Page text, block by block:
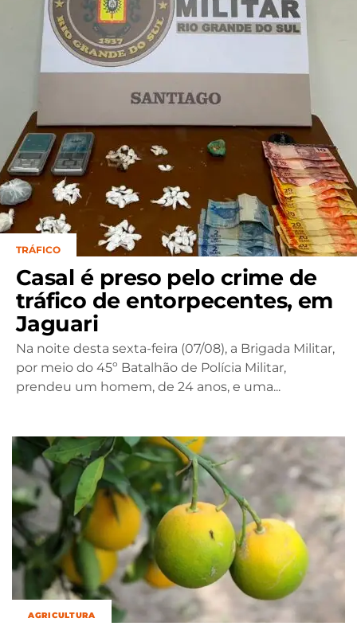
TRÁFICO
Casal é preso pelo crime de
tráfico de entorpecentes, em
Jaguari
Na noite desta sexta-feira (07/08), a Brigada Militar,
por meio do 45º Batalhão de Polícia Militar,
prendeu um homem, de 24 anos, e uma...
AGRICULTURA